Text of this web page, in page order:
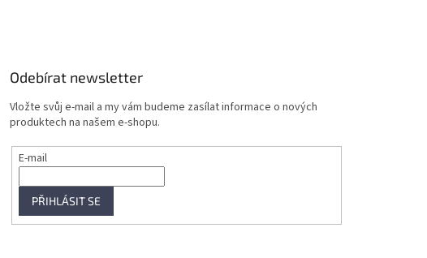
Odebírat newsletter
Vložte svůj e-mail a my vám budeme zasílat informace o nových
produktech na našem e-shopu.
E-mail
PŘIHLÁSIT SE